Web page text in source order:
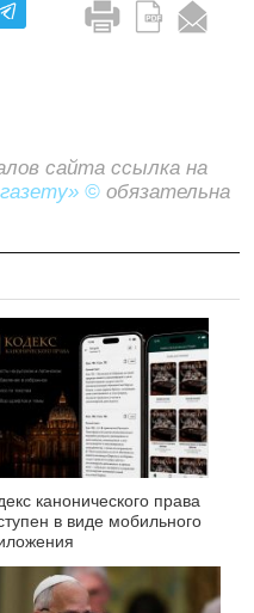
сайта ссылка на
© обязательна
канонического права
в виде мобильного